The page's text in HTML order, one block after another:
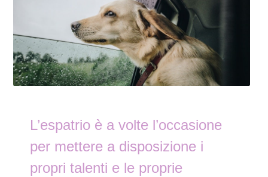
L’espatrio è a volte l’occasione
per mettere a disposizione i
propri talenti e le proprie